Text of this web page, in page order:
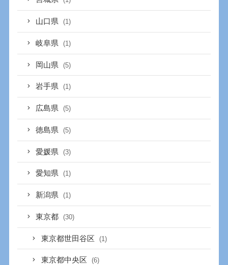
山口県 (1)
岐阜県 (1)
岡山県 (5)
岩手県 (1)
広島県 (5)
徳島県 (5)
愛媛県 (3)
愛知県 (1)
新潟県 (1)
東京都 (30)
東京都世田谷区 (1)
東京都中央区 (6)